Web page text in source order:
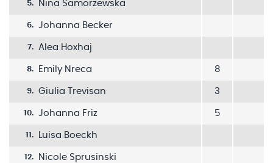
5. Nina Samorzewska
6. Johanna Becker
7. Alea Hoxhaj
8. Emily Nreca 8
9. Giulia Trevisan 3
10. Johanna Friz 5
11. Luisa Boeckh
12. Nicole Sprusinski